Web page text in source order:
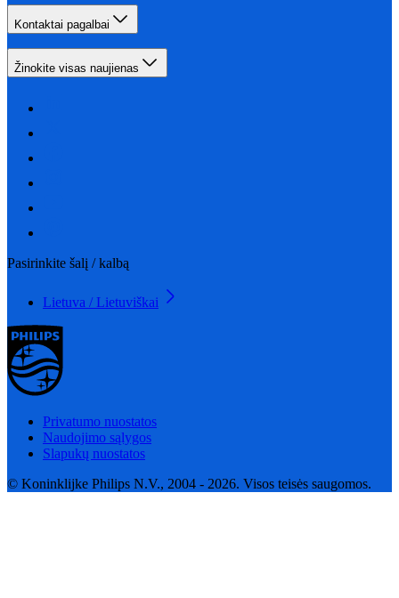
Kontaktai pagalbai
Žinokite visas naujienas
Pasirinkite šalį / kalbą
Lietuva / Lietuviškai
Privatumo nuostatos
Naudojimo sąlygos
Slapukų nuostatos
© Koninklijke Philips N.V., 2004 - 2026. Visos teisės saugomos.